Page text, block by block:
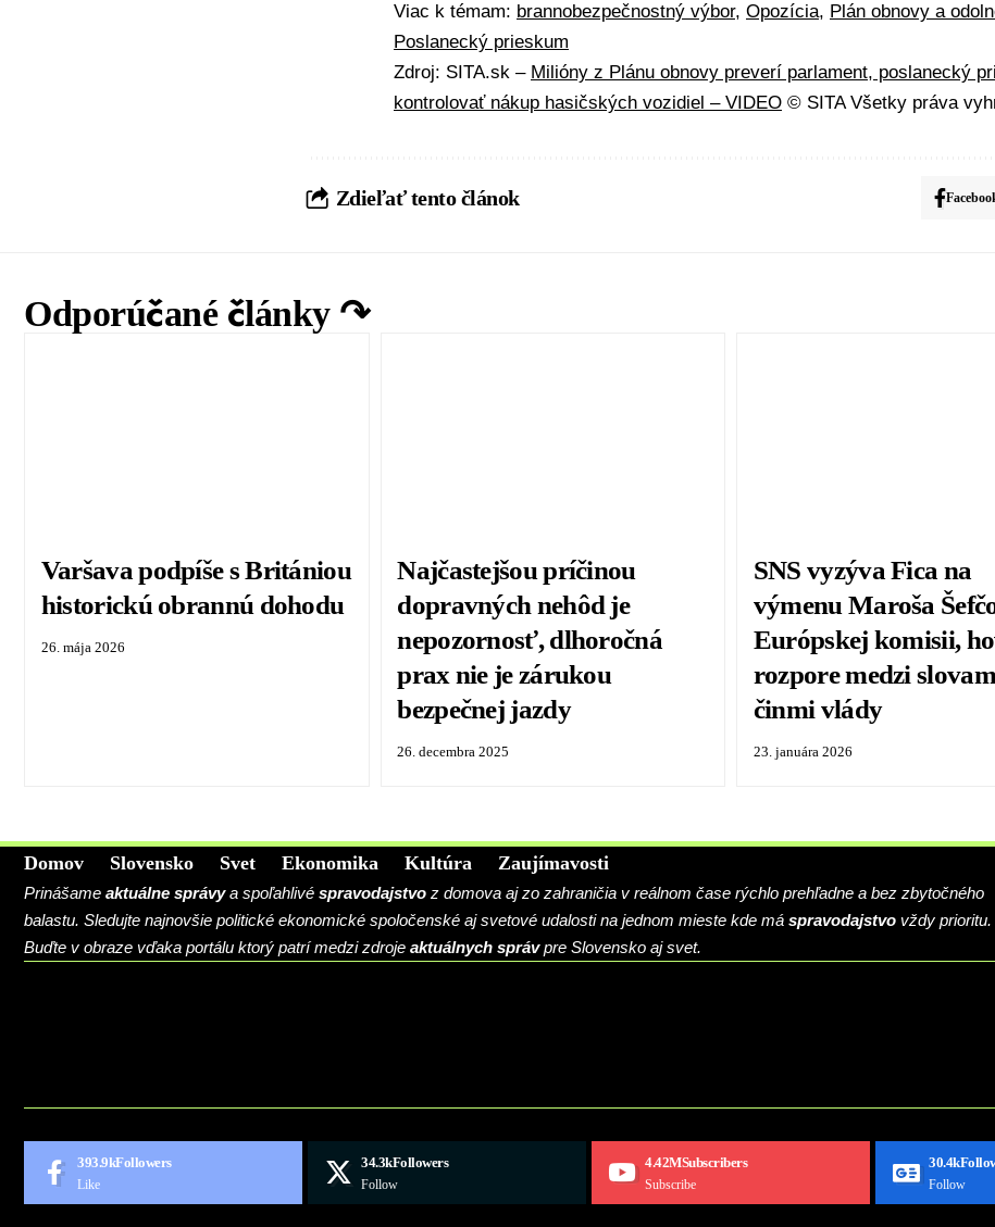
Viac k témam: brannobezpečnostný výbor, Opozícia, Plán obnovy a
Poslanecký prieskum
Zdroj: SITA.sk – Milióny z Plánu obnovy preverí parlament, poslanecký
kontrolovať nákup hasičských vozidiel – VIDEO © SITA Všetky práva
Zdieľať tento článok
Odporúčané články ↷
Varšava podpíše s Britániou
historickú obrannú dohodu
26. mája 2026
Najčastejšou príčinou
dopravných nehôd je
nepozornosť, dlhoročná
prax nie je zárukou
bezpečnej jazdy
26. decembra 2025
SNS vyzýva Fica na
výmenu Maroša
Európskej komisii,
rozpore medzi
činmi vlády
23. januára 2026
Domov Slovensko Svet Ekonomika Kultúra Zaujímavosti
Prinášame aktuálne správya spoľahlivé spravodajstvo z domova aj zo zahraničia v reálnom čase rýchlo prehľadne a bez zbytočného
balastu. Sledujte najnovšie politické ekonomické spoločenské aj svetové udalosti na jednom mieste kde má spravodajstvo vždy prioritu.
Buďte v obraze vďaka portálu ktorý patrí medzi zdroje aktuálnych správpre Slovensko aj svet.
393.9kFollowers
Like
34.3kFollowers
Follow
4.42MSubscribers
Subscribe
30.4k
Follow